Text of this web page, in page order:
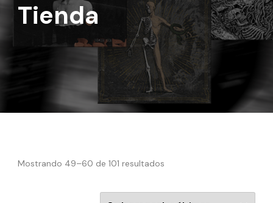
Tienda
Mostrando 49–60 de 101 resultados